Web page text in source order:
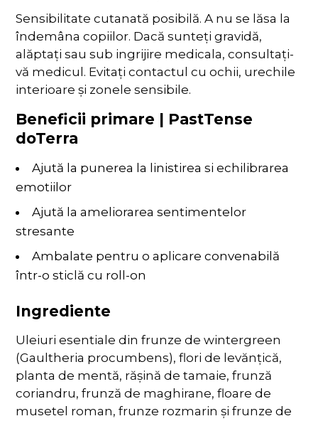
Sensibilitate cutanată posibilă. A nu se lăsa la
îndemâna copiilor. Dacă sunteți gravidă,
alăptați sau sub ingrijire medicala, consultați-
vă medicul. Evitați contactul cu ochii, urechile
interioare și zonele sensibile.
Beneficii primare | PastTense
doTerra
Ajută la punerea la linistirea si echilibrarea
emotiilor
Ajută la ameliorarea sentimentelor
stresante
Ambalate pentru o aplicare convenabilă
într-o sticlă cu roll-on
Ingrediente
Uleiuri esentiale din frunze de wintergreen
(Gaultheria procumbens), flori de levănțică,
planta de mentă, rășină de tamaie, frunză
coriandru, frunză de maghirane, floare de
musetel roman, frunze rozmarin și frunze de